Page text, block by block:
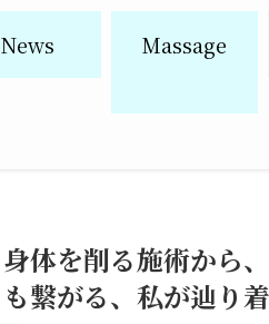
News Massage
身体を削る施術から
も繋がる、私が辿り